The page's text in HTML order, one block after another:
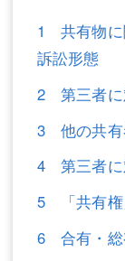
弁護士費用
離婚（夫婦
企業法務
労働問題（解
不動産
企業法務
労働問題（解
刑事弁護
1 共有物に
訴訟形態
2 第三者に
3 他の共有
4 第三者に
5 「共有権
6 合有・総